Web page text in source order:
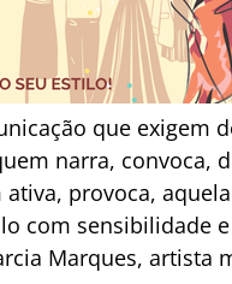
que exigem
narra, convoca,
provoca,
com sensibilidade
Marques, artista